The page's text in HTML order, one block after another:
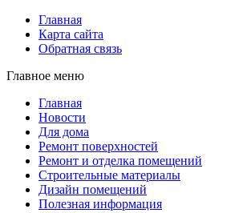
Главная
Карта сайта
Обратная связь
Главное меню
Главная
Новости
Для дома
Ремонт поверхностей
Ремонт и отделка помещений
Строительные материалы
Дизайн помещений
Полезная информация